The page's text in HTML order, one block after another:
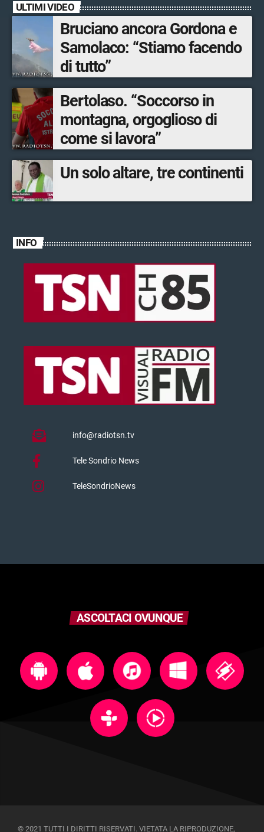
ULTIMI VIDEO
Bruciano ancora Gordona e
Samolaco: “Stiamo facendo
di tutto”
Bertolaso. “Soccorso in
montagna, orgoglioso di
come si lavora”
Un solo altare, tre continenti
INFO
info@radiotsn.tv
Tele Sondrio News
TeleSondrioNews
ASCOLTACI OVUNQUE
© 2021 TUTTI I DIRITTI RISERVATI. VIETATA LA RIPRODUZIONE,